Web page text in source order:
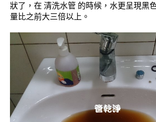
狀了，在 清洗水管 的時候，水更呈現黑
量比之前大三倍以上。